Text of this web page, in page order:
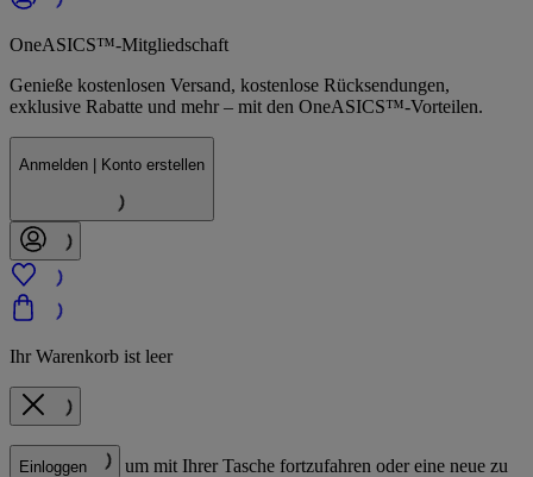
OneASICS™-Mitgliedschaft
Genieße kostenlosen Versand, kostenlose Rücksendungen,
exklusive Rabatte und mehr – mit den OneASICS™-Vorteilen.
Anmelden | Konto erstellen
Ihr Warenkorb ist leer
Einloggen
um mit Ihrer Tasche fortzufahren oder eine neue zu